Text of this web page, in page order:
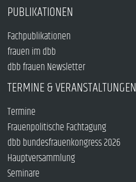
PUBLIKATIONEN
Fachpublikationen
frauen im dbb
dbb frauen Newsletter
TERMINE & VERANSTALTUNGEN
Termine
Frauenpolitische Fachtagung
dbb bundesfrauenkongress 2026
Hauptversammlung
Seminare